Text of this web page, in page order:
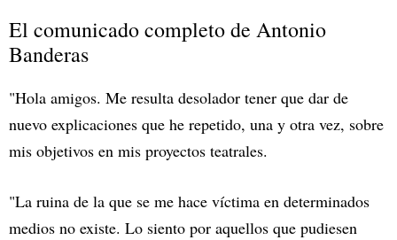
El comunicado completo de Antonio
Banderas
"Hola amigos. Me resulta desolador tener que dar de
nuevo explicaciones que he repetido, una y otra vez, sobre
mis objetivos en mis proyectos teatrales.
"La ruina de la que se me hace víctima en determinados
medios no existe. Lo siento por aquellos que pudiesen